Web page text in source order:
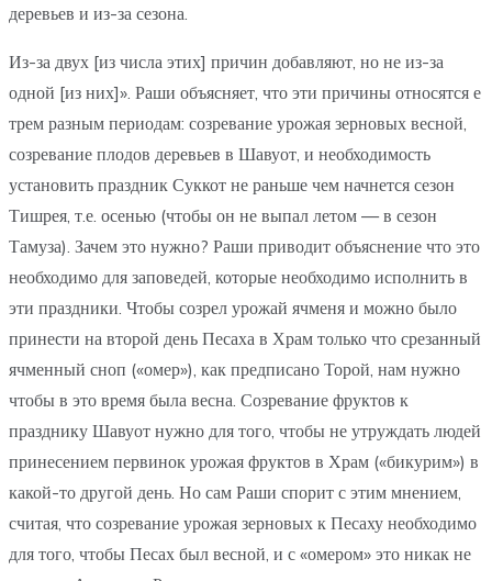
деревьев и из-за сезона.
Из-за двух [из числа этих] причин добавляют, но не из-за
одной [из них]». Раши объясняет, что эти причины относятся е
трем разным периодам: созревание урожая зерновых весной,
созревание плодов деревьев в Шавуот, и необходимость
установить праздник Суккот не раньше чем начнется сезон
Тишрея, т.е. осенью (чтобы он не выпал летом — в сезон
Тамуза). Зачем это нужно? Раши приводит объяснение что это
необходимо для заповедей, которые необходимо исполнить в
эти праздники. Чтобы созрел урожай ячменя и можно было
принести на второй день Песаха в Храм только что срезанный
ячменный сноп («омер»), как предписано Торой, нам нужно
чтобы в это время была весна. Созревание фруктов к
празднику Шавуот нужно для того, чтобы не утруждать людей
принесением первинок урожая фруктов в Храм («бикурим») в
какой-то другой день. Но сам Раши спорит с этим мнением,
считая, что созревание урожая зерновых к Песаху необходимо
для того, чтобы Песах был весной, и с «омером» это никак не